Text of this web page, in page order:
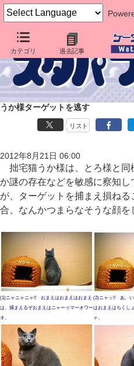
カテゴリ 過去記事
うか様ターゲットを逃す
リスト
2012年8月21日 06:00
拙宅猫うか様は、とろ様と同
か謎の存在などを敏感に察知
が、ターゲットを捕まえ損ね
合、なんかつまらなそうな顔を
(1)ニャニャニャ!! おまえはおまえはおまえ
は。捕まえるぞおまえはニャーゥマーオワー
オ。
(2)ニャッ!! あ。い
はおまえはちくし
ャ。